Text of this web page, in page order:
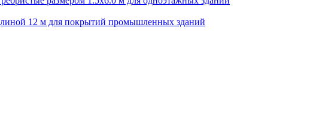
12 м для покрытий промышленных зданий